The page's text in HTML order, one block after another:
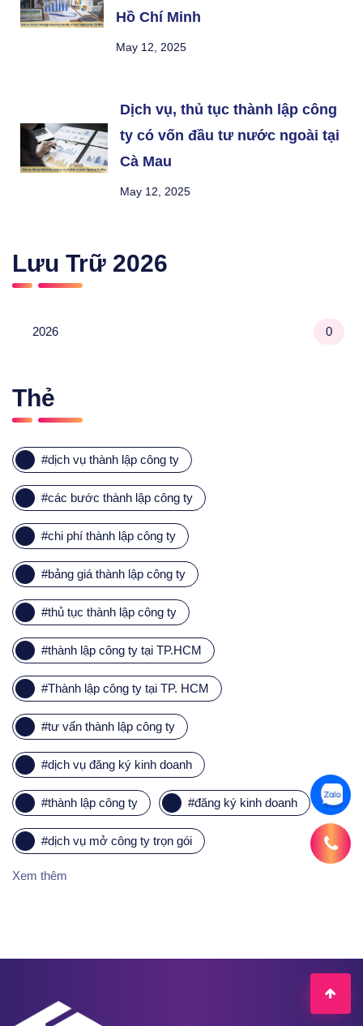
Hồ Chí Minh
May 12, 2025
Dịch vụ, thủ tục thành lập công
ty có vốn đầu tư nước ngoài tại
Cà Mau
May 12, 2025
Lưu Trữ 2026
2026 0
Thẻ
#dịch vụ thành lập công ty
#các bước thành lập công ty
#chi phí thành lập công ty
#bảng giá thành lập công ty
#thủ tục thành lập công ty
#thành lập công ty tại TP.HCM
#Thành lập công ty tại TP. HCM
#tư vấn thành lập công ty
#dịch vụ đăng ký kinh doanh
#thành lập công ty #đăng ký kinh doanh
#dịch vụ mở công ty trọn gói
Xem thêm